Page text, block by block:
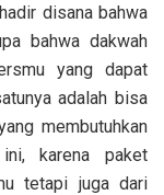
disana bahwa
bahwa dakwah
yang dapat
adalah bisa
membutuhkan
karena paket
tetapi juga dari